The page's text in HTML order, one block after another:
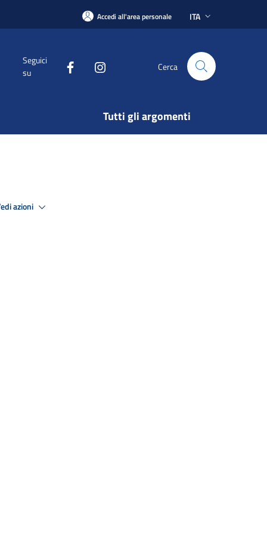
Accedi all'area personale ITA
Seguici
su
Cerca
Tutti gli argomenti
azioni